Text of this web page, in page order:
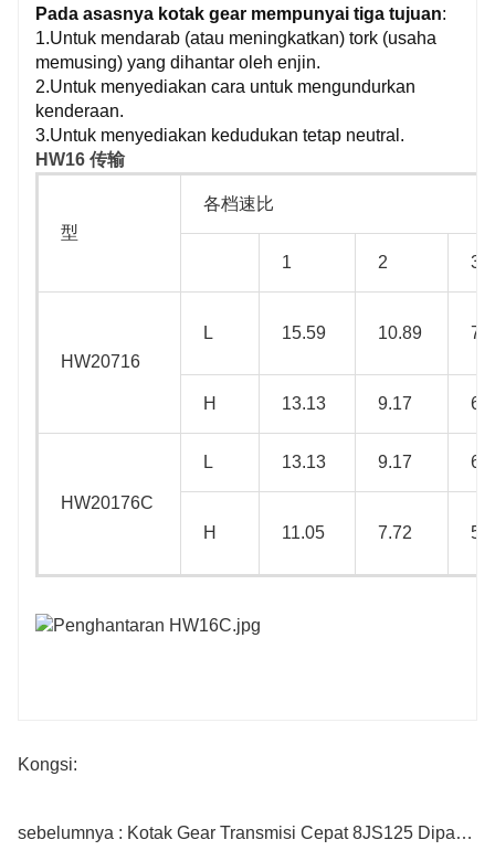
Pada asasnya kotak gear mempunyai tiga tujuan:
1.Untuk mendarab (atau meningkatkan) tork (usaha
memusing) yang dihantar oleh enjin.
2.Untuk menyediakan cara untuk mengundurkan
kenderaan.
3.Untuk menyediakan kedudukan tetap neutral.
HW16 传输
型
各档速比
1 2 3
HW20716
L 15.59 10.89
H 13.13 9.17 6.3
HW20176C
L 13.13 9.17 6.3
H 11.05 7.72
Kongsi:
sebelumnya : Kotak Gear Transmisi Cepat 8JS125 Dipasang Semula